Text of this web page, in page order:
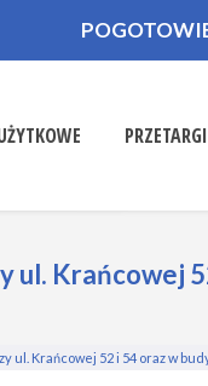
PRZETARGI
Krańcowej
Krańcowej 52 i 54 oraz w